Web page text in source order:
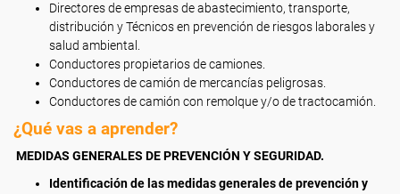
Directores de empresas de abastecimiento, transporte,
distribución y Técnicos en prevención de riesgos laborales y
salud ambiental.
Conductores propietarios de camiones.
Conductores de camión de mercancías peligrosas.
Conductores de camión con remolque y/o de tractocamión.
¿Qué vas a aprender?
MEDIDAS GENERALES DE PREVENCIÓN Y SEGURIDAD.
Identificación de las medidas generales de prevención y